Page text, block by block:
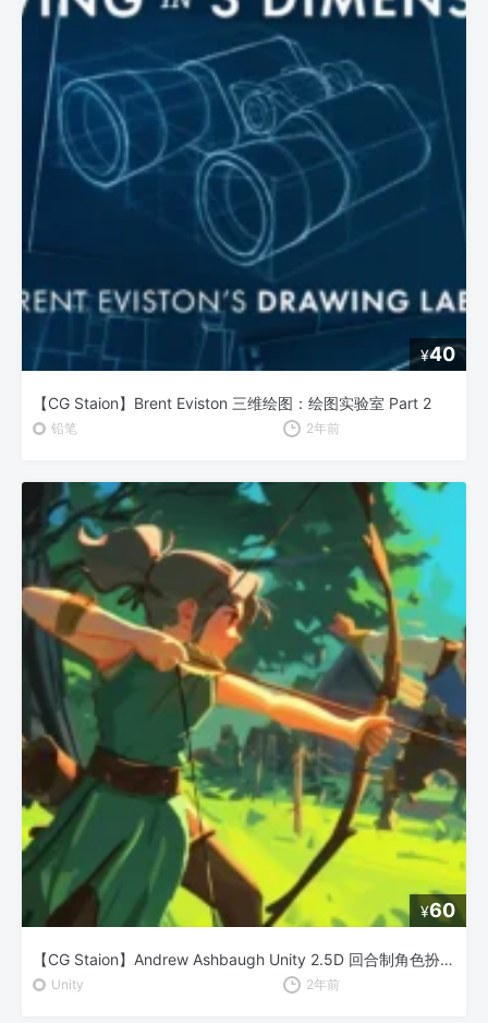
¥40
【CG Staion】Brent Eviston 三维绘图：绘图实验室 Part 2
铅笔 2年前
¥60
【CG Staion】Andrew Ashbaugh Unity 2.5D 回合制角色扮演游戏开发
Unity 2年前